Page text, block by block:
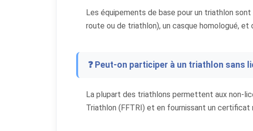
Les équipements de base pour un triathlon
route ou de triathlon), un casque homologué,
❓ Peut-on participer à un triathlon sans
La plupart des triathlons permettent aux non-
Triathlon (FFTRI) et en fournissant un